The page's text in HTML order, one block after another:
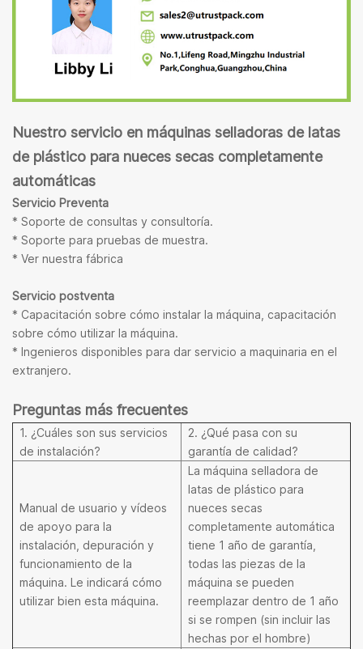
Nuestro servicio en máquinas selladoras de latas
de plástico para nueces secas completamente
automáticas
Servicio Preventa
* Soporte de consultas y consultoría.
* Soporte para pruebas de muestra.
* Ver nuestra fábrica
Servicio postventa
* Capacitación sobre cómo instalar la máquina, capacitación
sobre cómo utilizar la máquina.
* Ingenieros disponibles para dar servicio a maquinaria en el
extranjero.
Preguntas más frecuentes
1. ¿Cuáles son sus servicios
de instalación?
2. ¿Qué pasa con su
garantía de calidad?
Manual de usuario y vídeos
de apoyo para la
instalación, depuración y
funcionamiento de la
máquina. Le indicará cómo
utilizar bien esta máquina.
La máquina selladora de
latas de plástico para
nueces secas
completamente automática
tiene 1 año de garantía,
todas las piezas de la
máquina se pueden
reemplazar dentro de 1 año
si se rompen (sin incluir las
hechas por el hombre)